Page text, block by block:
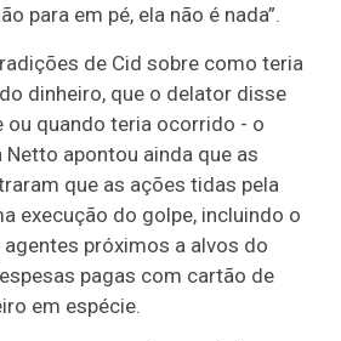
para em pé, ela não é nada”.
de Cid sobre como teria
dinheiro, que o delator disse
ou quando teria ocorrido - o
apontou ainda que as
que as ações tidas pela
execução do golpe, incluindo o
próximos a alvos do
pagas com cartão de
em espécie.